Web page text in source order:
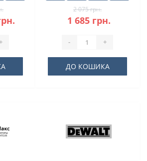
2 075 грн.
1 685 грн.
- +
ДО КОШИКА